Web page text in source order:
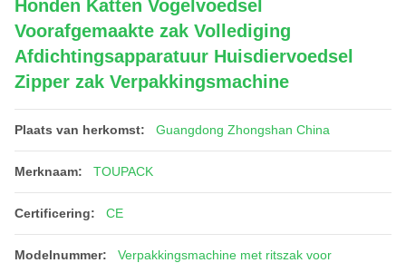
Honden Katten Vogelvoedsel
Voorafgemaakte zak Vollediging
Afdichtingsapparatuur Huisdiervoedsel
Zipper zak Verpakkingsmachine
Plaats van herkomst: Guangdong Zhongshan China
Merknaam: TOUPACK
Certificering: CE
Modelnummer:
Verpakkingsmachine met ritszak voor